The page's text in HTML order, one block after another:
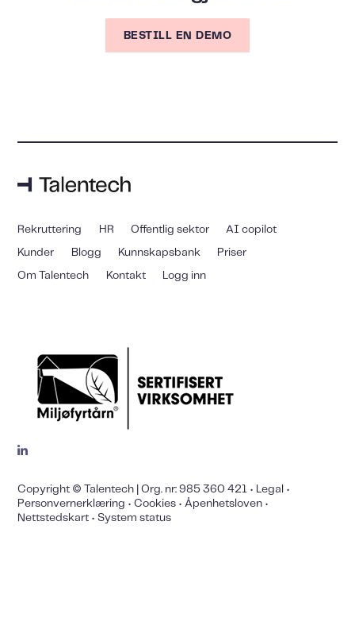
BESTILL EN DEMO
Rekruttering HR Offentlig sektor AI copilot
Kunder Blogg Kunnskapsbank Priser
Om Talentech Kontakt Logg inn
Copyright © Talentech | Org. nr: 985 360 421 • Legal •
Personvernerklæring •Cookies •Åpenhetsloven •
Nettstedskart •System status